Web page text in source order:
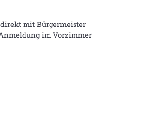
mit Bürgermeister
im Vorzimmer